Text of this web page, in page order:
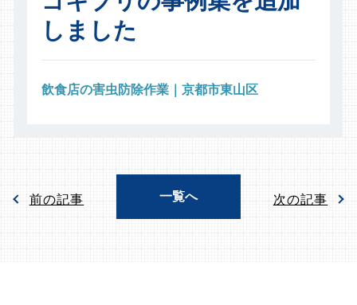
しました
飲食店の害虫防除作業｜京都市東山区
前の記事 一覧へ 次の記事